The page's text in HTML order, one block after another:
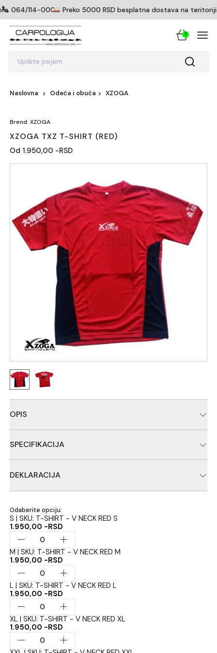
064/114-0005Preko 5000 RSD besplatna dostava na teritoriji
Upišite pojam
0
Naslovna Odeća i obuća XZOGA
Brend: XZOGA
XZOGA TXZ T-SHIRT (RED)
Od 1.950,00 -RSD
OPIS
SPECIFIKACIJA
DEKLARACIJA
Odaberite opciju:
S | SKU: T-SHIRT - V NECK RED S
1.950,00 -RSD
M | SKU: T-SHIRT - V NECK RED M
1.950,00 -RSD
L | SKU: T-SHIRT - V NECK RED L
1.950,00 -RSD
XL | SKU: T-SHIRT - V NECK RED XL
1.950,00 -RSD